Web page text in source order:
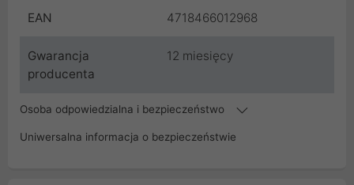
EAN 4718466012968
Gwarancja
producenta
12 miesięcy
Osoba odpowiedzialna i bezpieczeństwo
Uniwersalna informacja o bezpieczeństwie